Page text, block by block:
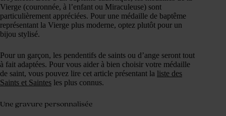
Vierge (couronnée, à l’enfant ou Miraculeuse) sont
particulièrement appréciées. Pour une médaille de baptême
représentant la Vierge plus moderne, optez plutôt pour un
bijou stylisé.
Pour un garçon, les pendentifs de saints ou d’ange seront tout
à fait adaptées. Pour vous aider à bien choisir votre médaille
de saint, vous pouvez lire cet article présentant la liste des
Saints et Saintes les plus connus.
Une gravure personnalisée